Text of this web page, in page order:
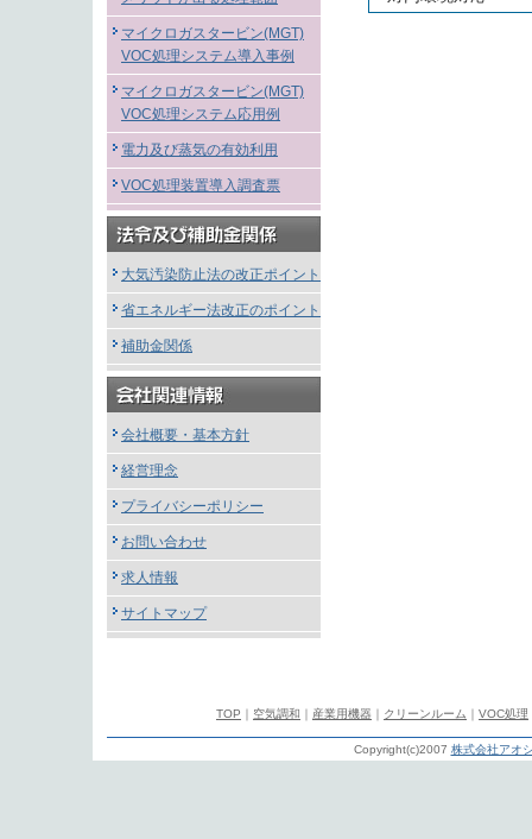
マイクロガスタービン(MGT)
VOC処理システム導入事例
マイクロガスタービン(MGT)
VOC処理システム応用例
電力及び蒸気の有効利用
VOC処理装置導入調査票
大気汚染防止法の改正ポイント
省エネルギー法改正のポイント
補助金関係
会社概要・基本方針
経営理念
プライバシーポリシー
お問い合わせ
求人情報
サイトマップ
TOP ｜ 空気調和 ｜ 産業用機器 ｜ クリーンルーム ｜ VOC処理
Copyright(c)2007 株式会社アオ